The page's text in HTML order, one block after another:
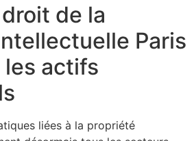
de la
Paris
les actifs
liées à la propriété